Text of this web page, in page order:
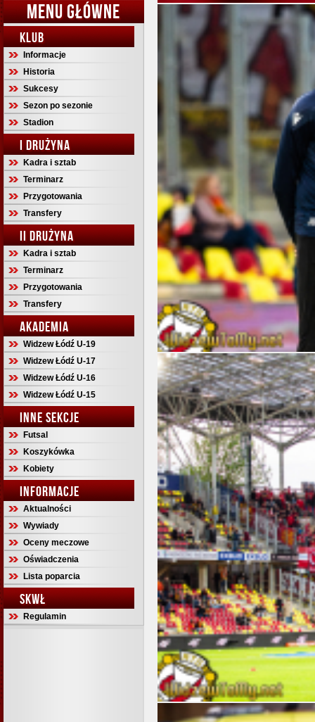
MENU GŁÓWNE
KLUB
Informacje
Historia
Sukcesy
Sezon po sezonie
Stadion
I DRUŻYNA
Kadra i sztab
Terminarz
Przygotowania
Transfery
II DRUŻYNA
Kadra i sztab
Terminarz
Przygotowania
Transfery
AKADEMIA
Widzew Łódź U-19
Widzew Łódź U-17
Widzew Łódź U-16
Widzew Łódź U-15
INNE SEKCJE
Futsal
Koszykówka
Kobiety
INFORMACJE
Aktualności
Wywiady
Oceny meczowe
Oświadczenia
Lista poparcia
SKWŁ
Regulamin